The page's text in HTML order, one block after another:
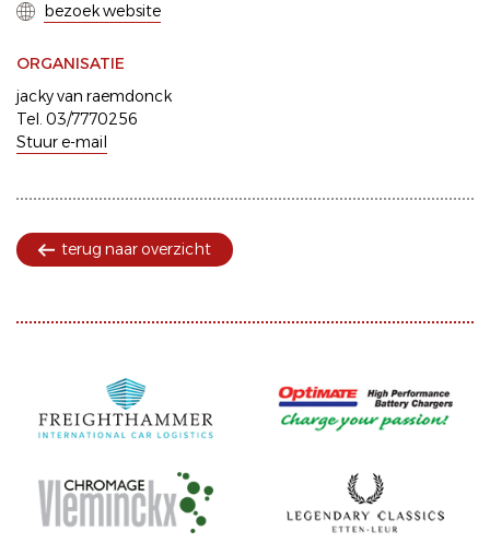
bezoek website
ORGANISATIE
jacky van raemdonck
Tel. 03/7770256
Stuur e-mail
terug naar overzicht